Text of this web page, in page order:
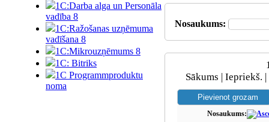
1C:Darba alga un Personāla
vadība 8
1C:Ražošanas uzņēmuma
vadīšana 8
1С:Мikrouzņēmums 8
1C: Bitriks
1C Programmproduktu
noma
Nosaukums:
Sākums | Iepriekš. |
Nosaukums: